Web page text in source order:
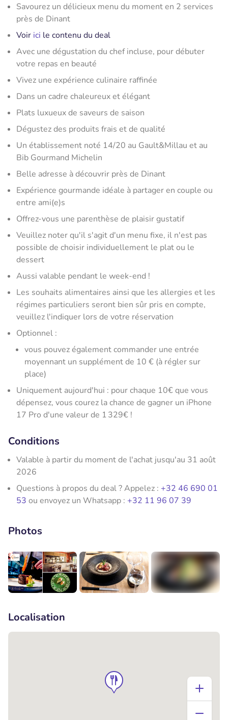
Savourez un délicieux menu du moment en 2 services
près de Dinant
Voir ici le contenu du deal
Avec une dégustation du chef incluse, pour débuter
votre repas en beauté
Vivez une expérience culinaire raffinée
Dans un cadre chaleureux et élégant
Plats luxueux de saveurs de saison
Dégustez des produits frais et de qualité
Un établissement noté 14/20 au Gault&Millau et au
Bib Gourmand Michelin
Belle adresse à découvrir près de Dinant
Expérience gourmande idéale à partager en couple ou
entre ami(e)s
Offrez-vous une parenthèse de plaisir gustatif
Veuillez noter qu'il s'agit d'un menu fixe, il n'est pas
possible de choisir individuellement le plat ou le
dessert
Aussi valable pendant le week-end !
Les souhaits alimentaires ainsi que les allergies et les
régimes particuliers seront bien sûr pris en compte,
veuillez l'indiquer lors de votre réservation
Optionnel :
vous pouvez également commander une entrée
moyennant un supplément de 10 € (à régler sur
place)
Uniquement aujourd'hui : pour chaque 10€ que vous
dépensez, vous courez la chance de gagner un iPhone
17 Pro d'une valeur de 1 329€ !
Conditions
Valable à partir du moment de l'achat jusqu'au 31 août
2026
Questions à propos du deal ? Appelez : +32 46 690 01
53 ou envoyez un Whatsapp : +32 11 96 07 39
Photos
Localisation